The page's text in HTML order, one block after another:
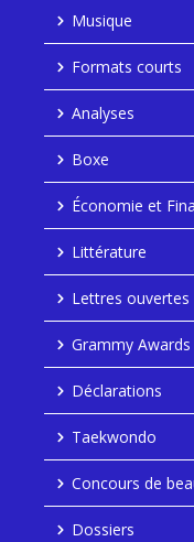
Musique
Formats courts
Analyses
Boxe
Économie et
Littérature
Lettres ouvertes
Grammy Awards
Déclarations
Taekwondo
Concours de
Dossiers